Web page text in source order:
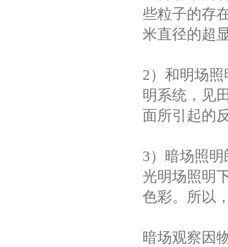
些粒子的存
米直径的超
2） 和明场
明系统，见
面所引起的
3） 暗场照
光明场照明
色彩。所以
暗场观察因